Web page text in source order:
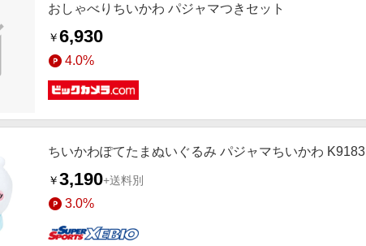
おしゃべりちいかわ パジャマつきセット
￥6,930
4.0%
ちいかわぽてたまぬいぐるみ パジャマちいかわ K9183
￥3,190+送料別
3.0%